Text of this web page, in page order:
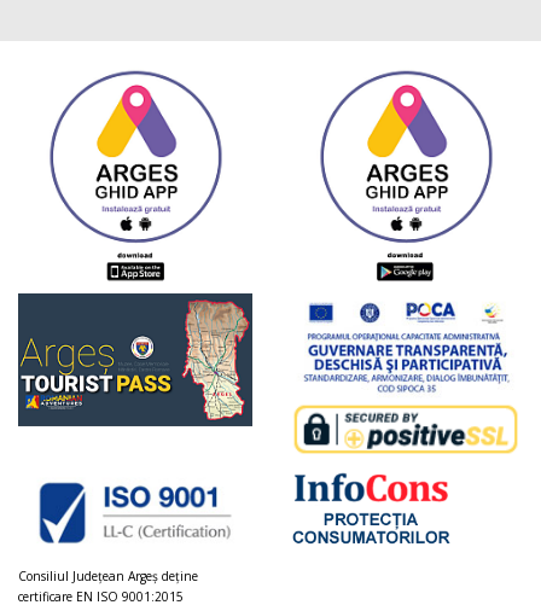
Consiliul Judeţean Argeș deţine
certificare EN ISO 9001:2015